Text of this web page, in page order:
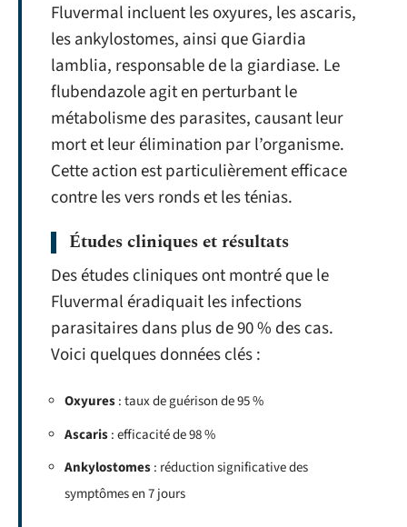
Fluvermal incluent les oxyures, les ascaris,
les ankylostomes, ainsi que Giardia
lamblia, responsable de la giardiase. Le
flubendazole agit en perturbant le
métabolisme des parasites, causant leur
mort et leur élimination par l’organisme.
Cette action est particulièrement efficace
contre les vers ronds et les ténias.
Études cliniques et résultats
Des études cliniques ont montré que le
Fluvermal éradiquait les infections
parasitaires dans plus de 90 % des cas.
Voici quelques données clés :
Oxyures: taux de guérison de 95 %
Ascaris: efficacité de 98 %
Ankylostomes: réduction significative des
symptômes en 7 jours